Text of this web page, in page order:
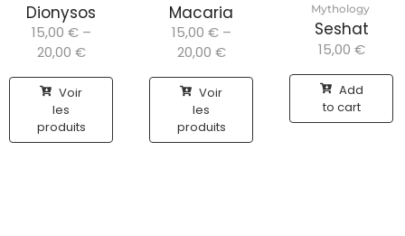
Dionysos
15,00 € –
20,00 €
Voir
les
produits
Macaria
15,00 € –
20,00 €
Voir
les
produits
Mythology
Seshat
15,00 €
Add
to cart